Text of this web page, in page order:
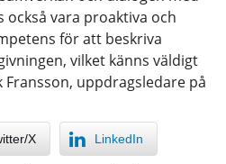
också vara proaktiva och
för att beskriva
vilket känns väldigt
uppdragsledare på
X LinkedIn